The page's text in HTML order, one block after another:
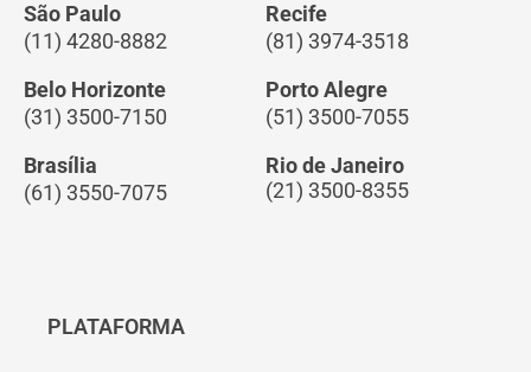
São Paulo
(11) 4280-8882
Recife
(81) 3974-3518
Belo Horizonte
(31) 3500-7150
Porto Alegre
(51) 3500-7055
Brasília
(61) 3550-7075
Rio de Janeiro
(21) 3500-8355
PLATAFORMA